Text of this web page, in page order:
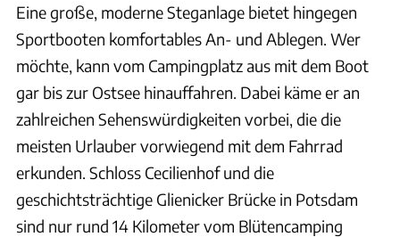
Eine große, moderne Steganlage bietet hingegen
Sportbooten komfortables An- und Ablegen. Wer
möchte, kann vom Campingplatz aus mit dem Boot
gar bis zur Ostsee hinauffahren. Dabei käme er an
zahlreichen Sehenswürdigkeiten vorbei, die die
meisten Urlauber vorwiegend mit dem Fahrrad
erkunden. Schloss Cecilienhof und die
geschichtsträchtige Glienicker Brücke in Potsdam
sind nur rund 14 Kilometer vom Blütencamping